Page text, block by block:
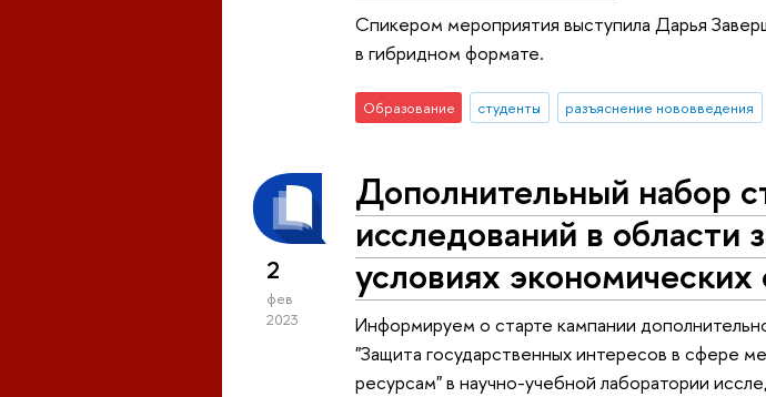
Спикером мероприятия выступила Дарья
в гибридном формате.
Образование студенты разъяснение нововведения
2
фев
2023
Дополнительный набор
исследований в области
условиях
Информируем о старте кампании
"Защита государственных интересов в сфере
ресурсам" в научно-учебной лаборатории